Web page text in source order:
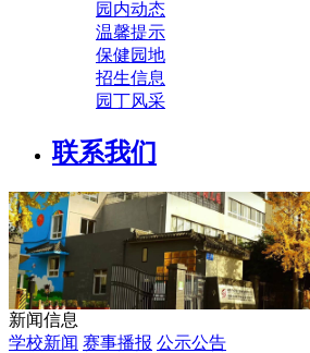
园内动态
温馨提示
保健园地
招生信息
园丁风采
联系我们
新闻信息
学校新闻 赛事播报 公示公告